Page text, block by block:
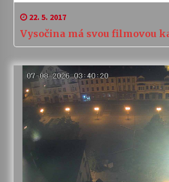
22. 5. 2017
Vysočina má svou filmovou